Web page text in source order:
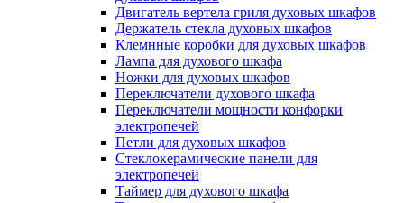
Двигатель вертела гриля духовых шкафов
Держатель стекла духовых шкафов
Клемнные коробки для духовых шкафов
Лампа для духового шкафа
Ножки для духовых шкафов
Переключатели духового шкафа
Переключатели мощности конфорки
электропечей
Петли для духовых шкафов
Стеклокерамические панели для
электропечей
Таймер для духового шкафа